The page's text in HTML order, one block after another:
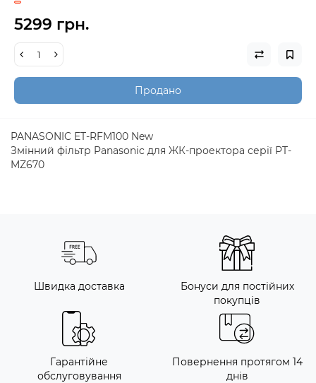
5299 грн.
Продано
PANASONIC ET-RFM100 New
Змінний фільтр Panasonic для ЖК-проектора серії PT-
MZ670
Швидка доставка
Бонуси для постійних
покупців
Гарантійне
обслуговування
Повернення протягом 14
днів